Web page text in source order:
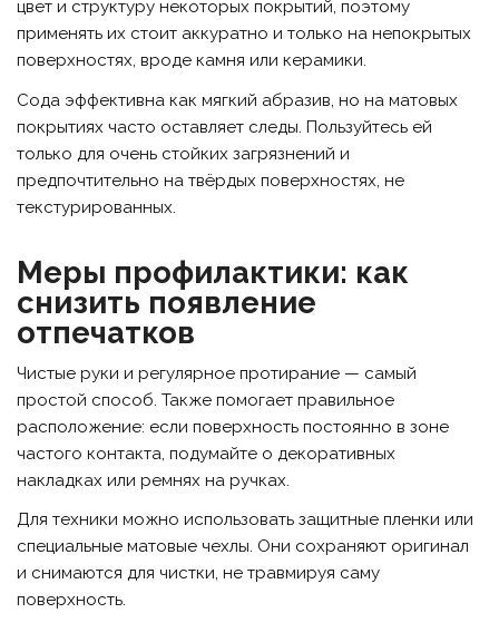
цвет и структуру некоторых покрытий, поэтому
применять их стоит аккуратно и только на непокрытых
поверхностях, вроде камня или керамики.
Сода эффективна как мягкий абразив, но на матовых
покрытиях часто оставляет следы. Пользуйтесь ей
только для очень стойких загрязнений и
предпочтительно на твёрдых поверхностях, не
текстурированных.
Меры профилактики: как
снизить появление
отпечатков
Чистые руки и регулярное протирание — самый
простой способ. Также помогает правильное
расположение: если поверхность постоянно в зоне
частого контакта, подумайте о декоративных
накладках или ремнях на ручках.
Для техники можно использовать защитные пленки или
специальные матовые чехлы. Они сохраняют оригинал
и снимаются для чистки, не травмируя саму
поверхность.